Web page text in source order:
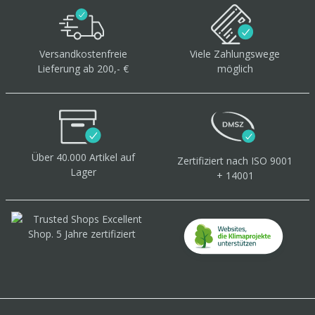
Versandkostenfreie
Lieferung ab 200,- €
Viele Zahlungswege
möglich
Über 40.000 Artikel auf
Lager
Zertifiziert nach ISO 9001
+ 14001